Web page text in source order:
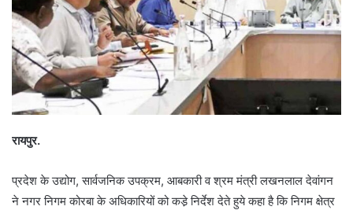
a
n
e
m
a
i
रायपुर.
प्रदेश के उद्योग, सार्वजनिक उपक्रम, आबकारी व श्रम मंत्री लखनलाल देवांगन
ने नगर निगम कोरबा के अधिकारियों को कडे़ निर्देश देते हुये कहा है कि निगम क्षेत्र